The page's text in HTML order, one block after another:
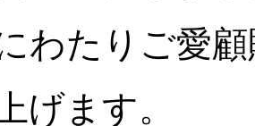
わたりご愛
げます。